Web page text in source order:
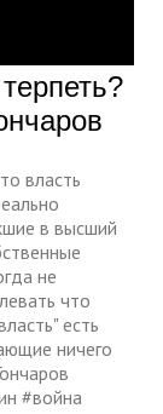
власть
в высший
не
что
есть
ничего
#война